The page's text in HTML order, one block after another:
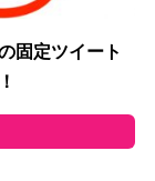
固定ツイート